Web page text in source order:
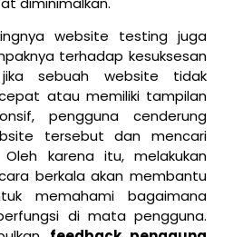
website testing juga
terhadap kesuksesan
jika sebuah website tidak
atau memiliki tampilan
pengguna cenderung
tersebut dan mencari
karena itu, melakukan
berkala akan membantu
memahami bagaimana
di mata pengguna.